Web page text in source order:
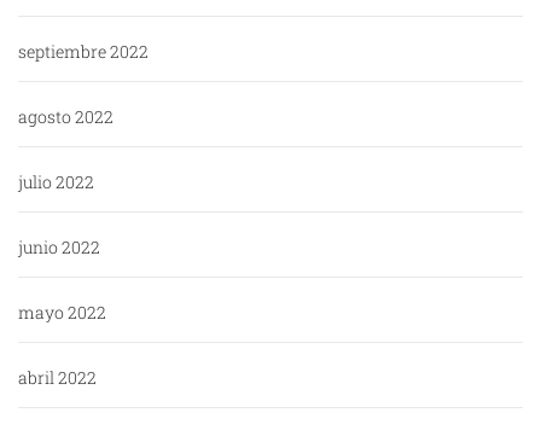
septiembre 2022
agosto 2022
julio 2022
junio 2022
mayo 2022
abril 2022